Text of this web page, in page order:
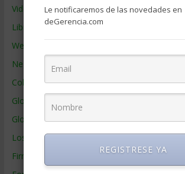
Videos de Gerencia
Libros de Gerencia
Webs de Gerencia
Negocios por País
Colaboradores de Gerencia
Glosario
Glosario Inglés – Español
Los mejores MBA
Firmas de Gerencia
Le notificaremos de las novedades en
deGerencia.com
REGISTRESE YA